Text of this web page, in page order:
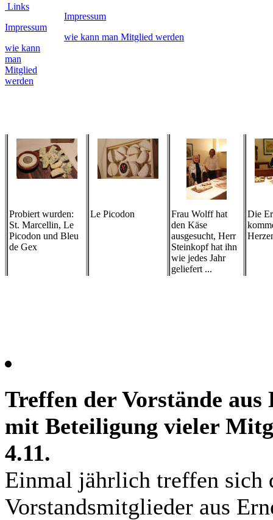
Links
Impressum
wie kann
man
Mitglied
werden
Impressum
wie kann man Mitglied werden
Probiert wurden:
St. Marcellin, Le
Picodon und Bleu
de Gex
Le Picodon
Frau Wolff hat
den Käse
ausgesucht, Herr
Steinkopf hat ihn
wie jedes Jahr
geliefert ...
Die
Treffen der Vorstände aus
mit Beteiligung vieler
4.11.
Einmal jährlich treffen sich
Vorstandsmitglieder aus